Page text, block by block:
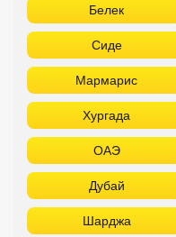
Белек
Сиде
Мармарис
Хургада
ОАЭ
Дубай
Шарджа